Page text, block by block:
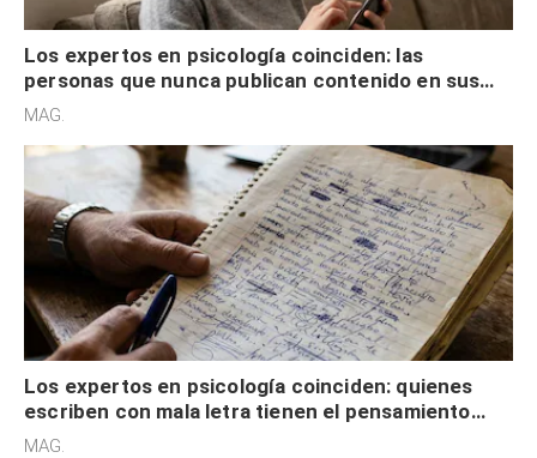
Los expertos en psicología coinciden: las
personas que nunca publican contenido en sus
redes sociales no pretenden buscar validación
MAG.
Los expertos en psicología coinciden: quienes
escriben con mala letra tienen el pensamiento
acelerado y no lo hacen por desinterés
MAG.